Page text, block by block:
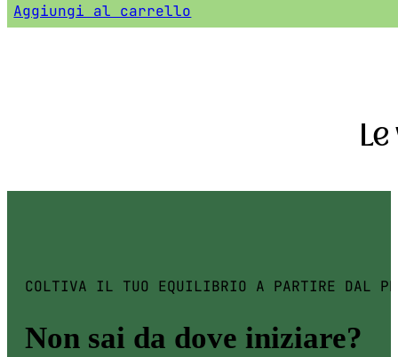
Aggiungi al carrello
COLTIVA IL TUO EQUILIBRIO A PARTIRE DAL
Non sai da dove iniziare?